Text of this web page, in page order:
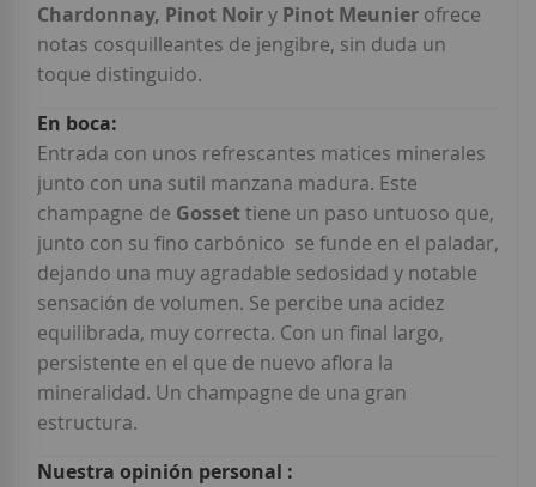
Chardonnay, Pinot Noiry Pinot Meunier ofrece
notas cosquilleantes de jengibre, sin duda un
toque distinguido.
Entrada con unos refrescantes matices minerales
junto con una sutil manzana madura. Este
champagne de Gossettiene un paso untuoso que,
junto con su fino carbónico se funde en el paladar,
dejando una muy agradable sedosidad y notable
sensación de volumen. Se percibe una acidez
equilibrada, muy correcta. Con un final largo,
persistente en el que de nuevo aflora la
mineralidad. Un champagne de una gran
estructura.